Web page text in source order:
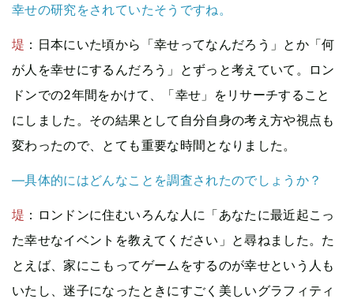
幸せの研究をされていたそうですね。
堤 ：日本にいた頃から「幸せってなんだろう」とか「何
が人を幸せにするんだろう」とずっと考えていて。ロン
ドンでの2年間をかけて、「幸せ」をリサーチすること
にしました。その結果として自分自身の考え方や視点も
変わったので、とても重要な時間となりました。
—具体的にはどんなことを調査されたのでしょうか？
堤 ：ロンドンに住むいろんな人に「あなたに最近起こっ
た幸せなイベントを教えてください」と尋ねました。た
とえば、家にこもってゲームをするのが幸せという人も
いたし、迷子になったときにすごく美しいグラフィティ